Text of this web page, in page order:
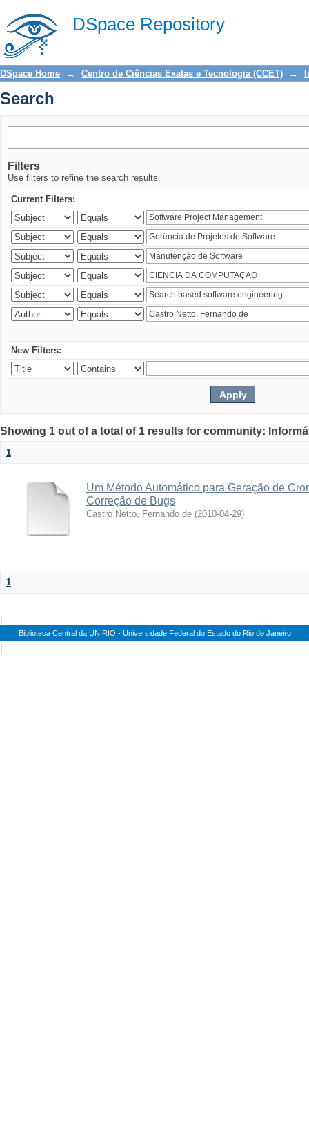
DSpace Repository
Search
DSpace Home → Centro de Ciências Exatas e Tecnologia (CCET) →
Search
Filters
Use filters to refine the search results.
Current Filters:
New Filters:
Showing 1 out of a total of 1 results for community:
1
Um Método Automático para Geração de
Correção de Bugs
Castro Netto, Fernando de (2010-04-29)
1
Biblioteca Central da UNIRIO - Universidade Federal do Estado do Rio de Janeiro